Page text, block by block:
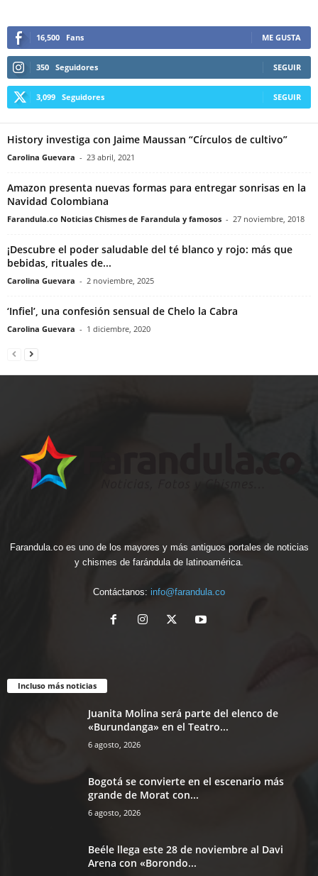
16,500 Fans ME GUSTA
350 Seguidores SEGUIR
3,099 Seguidores SEGUIR
History investiga con Jaime Maussan “Círculos de cultivo”
Carolina Guevara - 23 abril, 2021
Amazon presenta nuevas formas para entregar sonrisas en la
Navidad Colombiana
Farandula.co Noticias Chismes de Farandula y famosos - 27 noviembre, 2018
¡Descubre el poder saludable del té blanco y rojo: más que
bebidas, rituales de...
Carolina Guevara - 2 noviembre, 2025
‘Infiel’, una confesión sensual de Chelo la Cabra
Carolina Guevara - 1 diciembre, 2020
Farandula.co es uno de los mayores y más antiguos portales de noticias
y chismes de farándula de latinoamérica.
Contáctanos: info@farandula.co
Incluso más noticias
Juanita Molina será parte del elenco de
«Burundanga» en el Teatro...
6 agosto, 2026
Bogotá se convierte en el escenario más
grande de Morat con...
6 agosto, 2026
Beéle llega este 28 de noviembre al Davi
Arena con «Borondo...